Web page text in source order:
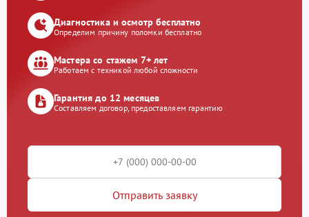
Диагностика и осмотр бесплатно
Определим причину поломки бесплатно
Мастера со стажем 7+ лет
Работаем с техникой любой сложности
Гарантия до 12 месяцев
Составляем договор, предоставляем гарантию
Отправить заявку